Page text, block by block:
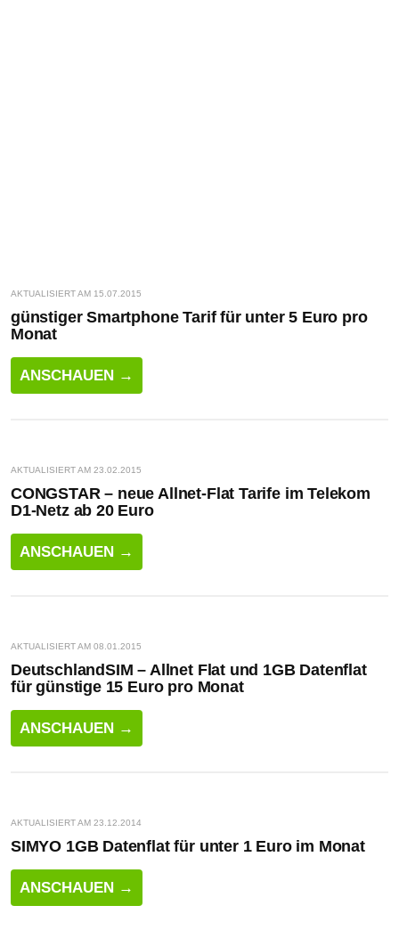
AKTUALISIERT AM 15.07.2015
günstiger Smartphone Tarif für unter 5 Euro pro
Monat
ANSCHAUEN →
AKTUALISIERT AM 23.02.2015
CONGSTAR – neue Allnet-Flat Tarife im Telekom
D1-Netz ab 20 Euro
ANSCHAUEN →
AKTUALISIERT AM 08.01.2015
DeutschlandSIM – Allnet Flat und 1GB Datenflat
für günstige 15 Euro pro Monat
ANSCHAUEN →
AKTUALISIERT AM 23.12.2014
SIMYO 1GB Datenflat für unter 1 Euro im Monat
ANSCHAUEN →